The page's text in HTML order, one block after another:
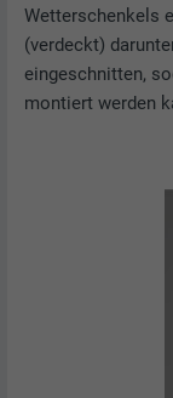
Wetterschenkels
(verdeckt)
eingeschnitten,
montiert werden